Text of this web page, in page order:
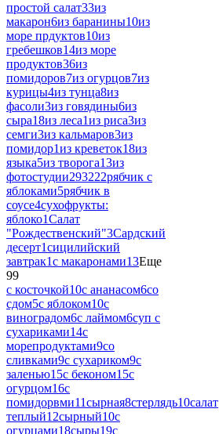
простой салат33из
макарон6из баранины10из
море прдуктов10из
гребешков14из море
продуктов36из
помидоров7из огурцов7из
курицы4из тунца8из
фасоли3из говядины6из
сыра18из леса1из риса3из
семги3из кальмаров3из
помидор1из креветок18из
языка5из творога13из
фотостудии293222рябчик с
яблоками5рябчик в
соусе4сухофрукты:
яблоко1Салат
"Рождественский"3Сардский
десерт1сицилийский
завтрак1с макаронами13Еще
99
с косточкой10с ананасом6со
сдом5с яблоком10с
виноградом6с лаймом6суп с
сухариками14с
морепродуктами9со
сливками9с сухариком9с
заленью15с беконом15с
огурцом16с
помидорвми11сырная8стерлядь10салат
теплый12сырный10с
огурцами18сыры19с